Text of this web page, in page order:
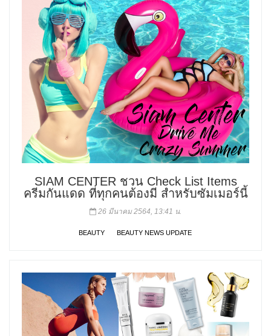
SIAM CENTER ชวน Check List Items
ครีมกันแดด ที่ทุกคนต้องมี สำหรับซัมเมอร์นี้
26 มีนาคม 2564, 13:41 น.
BEAUTY BEAUTY NEWS UPDATE